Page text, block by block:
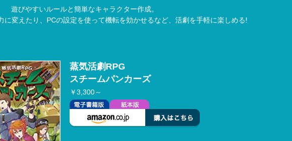
遊びやすいルールと簡単なキャラクター作成。
に変えたり、PCの設定を使って機転を効かせるなど、活劇を手軽に楽しめる!
蒸気活劇RPG
スチームパンカーズ
￥3,300～